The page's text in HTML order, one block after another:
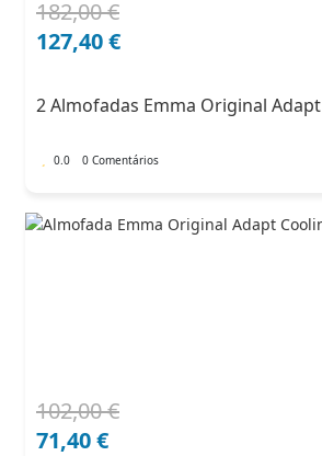
182,00€
O
preço
182,00 €.
127,40€
O
preço
127,40 €.
2 Almofadas Emma Original Adapt
0.0 0 Comentários
102,00€
O
preço
71,40€
O
preço